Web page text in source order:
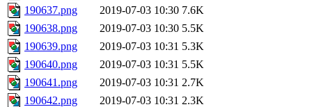
190637.png
2019-07-03 10:30 7.6K
190638.png
2019-07-03 10:30 5.5K
190639.png
2019-07-03 10:31 5.3K
190640.png
2019-07-03 10:31 5.5K
190641.png
2019-07-03 10:31 2.7K
190642.png
2019-07-03 10:31 2.3K